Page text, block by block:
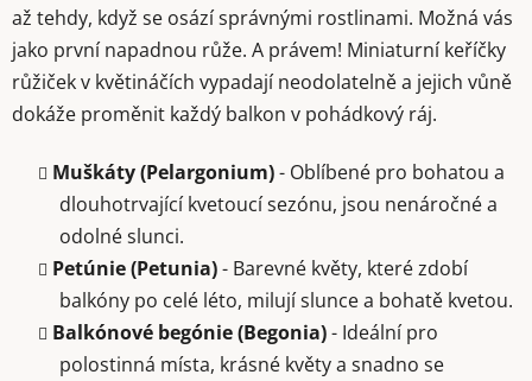
až tehdy, když se osází správnými rostlinami. Možná vás
jako první napadnou růže. A právem! Miniaturní keříčky
růžiček v květináčích vypadají neodolatelně a jejich vůně
dokáže proměnit každý balkon v pohádkový ráj.
Muškáty (Pelargonium)- Oblíbené pro bohatou a
dlouhotrvající kvetoucí sezónu, jsou nenáročné a
odolné slunci.
Petúnie (Petunia)- Barevné květy, které zdobí
balkóny po celé léto, milují slunce a bohatě kvetou.
Balkónové begónie (Begonia)- Ideální pro
polostinná místa, krásné květy a snadno se